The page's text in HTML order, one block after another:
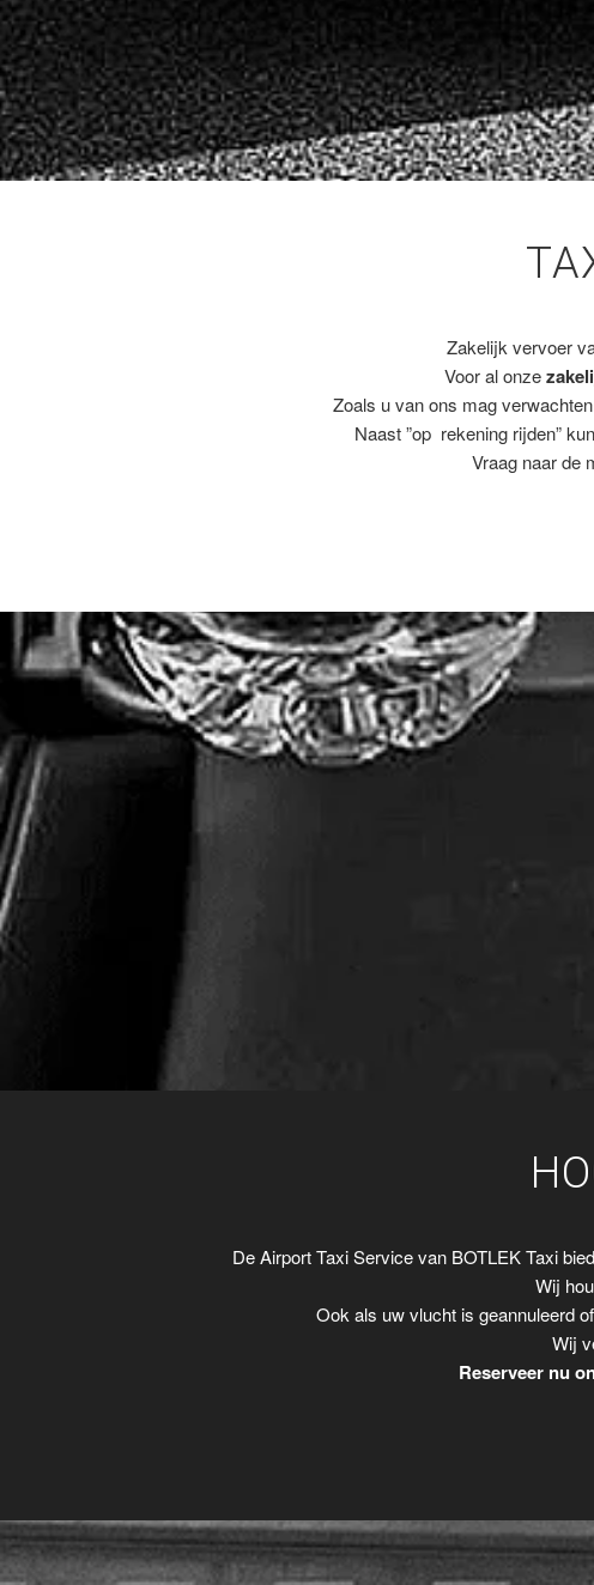
Zakelijk vervoer
Voor al onze
Zoals u van ons mag
Naast ”op rekening rijden”
Vraag naar de
De Airport Taxi Service van BOTLEK Taxi
Wij
Ook als uw vlucht is geannuleerd
Wij
Reserveer nu